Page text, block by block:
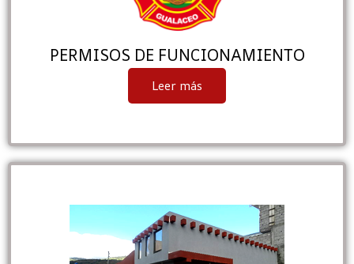
PERMISOS DE FUNCIONAMIENTO
Leer más